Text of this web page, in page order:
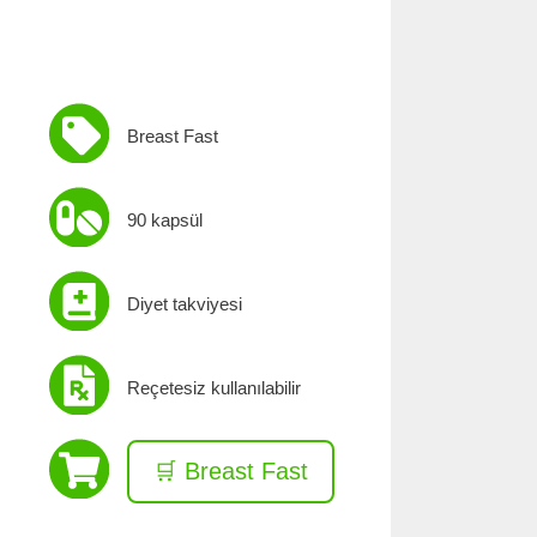
Breast Fast
90 kapsül
Diyet takviyesi
Reçetesiz kullanılabilir
🛒 Breast Fast